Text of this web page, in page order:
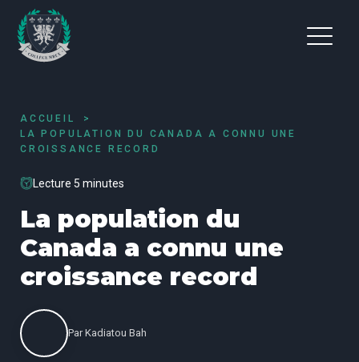
ACCUEIL
LA POPULATION DU CANADA A CONNU UNE
CROISSANCE RECORD
Lecture 5 minutes
La population du
Canada a connu une
croissance record
Par Kadiatou Bah